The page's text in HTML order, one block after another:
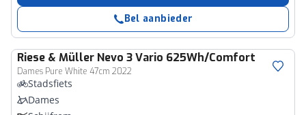
Bel aanbieder
Riese & Müller Nevo 3 Vario 625Wh/Comfort
Dames Pure White 47cm 2022
Stadsfiets
Dames